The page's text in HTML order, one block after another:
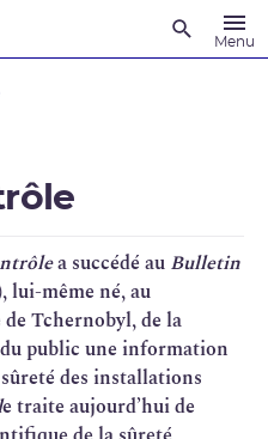
Menu
a succédé au Bulletin
lui-même né, au
Tchernobyl, de la
public une information
des installations
e traite aujourd’hui de